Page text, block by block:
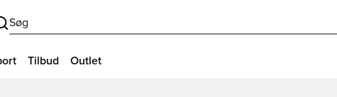
Søg
Tilbud Outlet